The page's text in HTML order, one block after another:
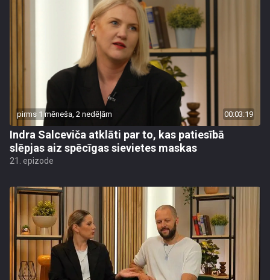
pirms 1 mēneša, 2 nedēļām 00:03:19
Indra Salceviča atklāti par to, kas patiesībā
slēpjas aiz spēcīgas sievietes maskas
21. epizode